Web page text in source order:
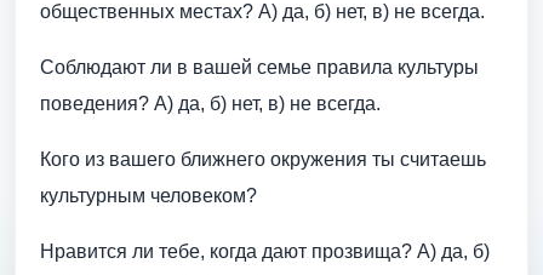
общественных местах? А) да, б) нет, в) не всегда.
Соблюдают ли в вашей семье правила культуры
поведения? А) да, б) нет, в) не всегда.
Кого из вашего ближнего окружения ты считаешь
культурным человеком?
Нравится ли тебе, когда дают прозвища? А) да, б)